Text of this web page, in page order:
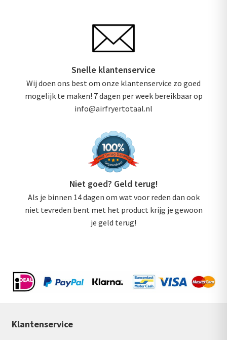
Snelle klantenservice
Wij doen ons best om onze klantenservice zo goed
mogelijk te maken! 7 dagen per week bereikbaar op
info@airfryertotaal.nl
Niet goed? Geld terug!
Als je binnen 14 dagen om wat voor reden dan ook
niet tevreden bent met het product krijg je gewoon
je geld terug!
Klantenservice